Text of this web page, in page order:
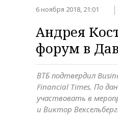
6 ноября 2018, 21:01
Андрея
форум в
ВТБ подтвердил
Financial Times. По
участвовать в
и Виктор